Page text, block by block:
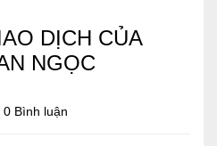
DỊCH CỦA
NGỌC
0 Bình luận